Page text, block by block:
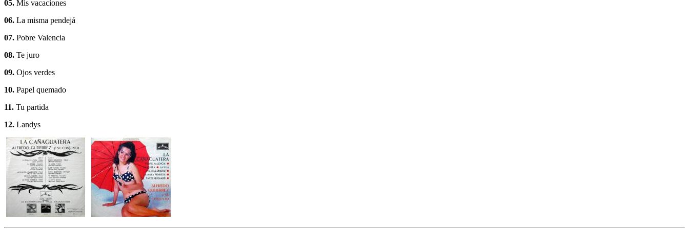
05. Mis vacaciones
06. La misma pendejá
07. Pobre Valencia
08. Te juro
09. Ojos verdes
10. Papel quemado
11. Tu partida
12. Landys